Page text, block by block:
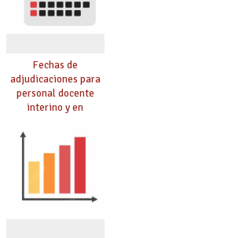
Fechas de
adjudicaciones para
personal docente
interino y en
debes saber